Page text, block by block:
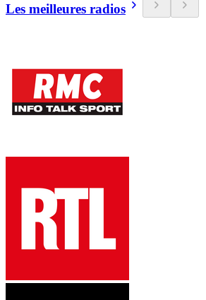
Les meilleures radios